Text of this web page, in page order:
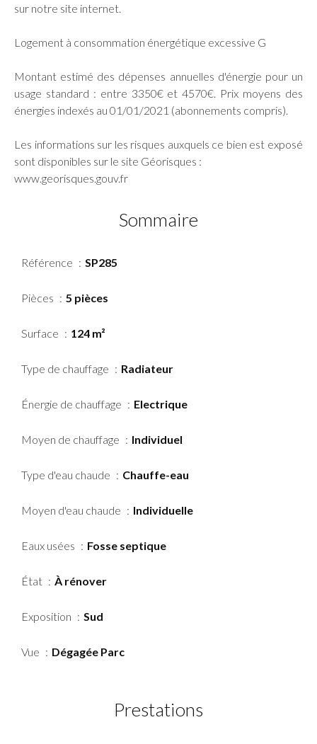
sur notre site internet.
Logement à consommation énergétique excessive G
Montant estimé des dépenses annuelles d'énergie pour un
usage standard : entre 3350€ et 4570€. Prix moyens des
énergies indexés au 01/01/2021 (abonnements compris).
Les informations sur les risques auxquels ce bien est exposé
sont disponibles sur le site Géorisques :
www.georisques.gouv.fr
Sommaire
Référence SP285
Pièces 5 pièces
Surface 124 m²
Type de chauffage Radiateur
Énergie de chauffage Electrique
Moyen de chauffage Individuel
Type d'eau chaude Chauffe-eau
Moyen d'eau chaude Individuelle
Eaux usées Fosse septique
État À rénover
Exposition Sud
Vue Dégagée Parc
Prestations